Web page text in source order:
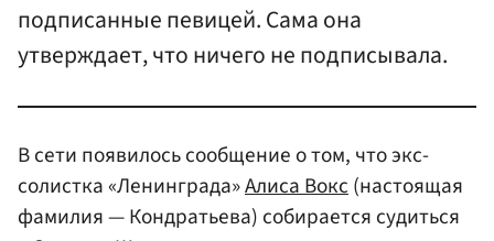
подписанные певицей. Сама она
утверждает, что ничего не подписывала.
В сети появилось сообщение о том, что экс-
солистка «Ленинграда»Алиса Вокс(настоящая
фамилия — Кондратьева) собирается судиться